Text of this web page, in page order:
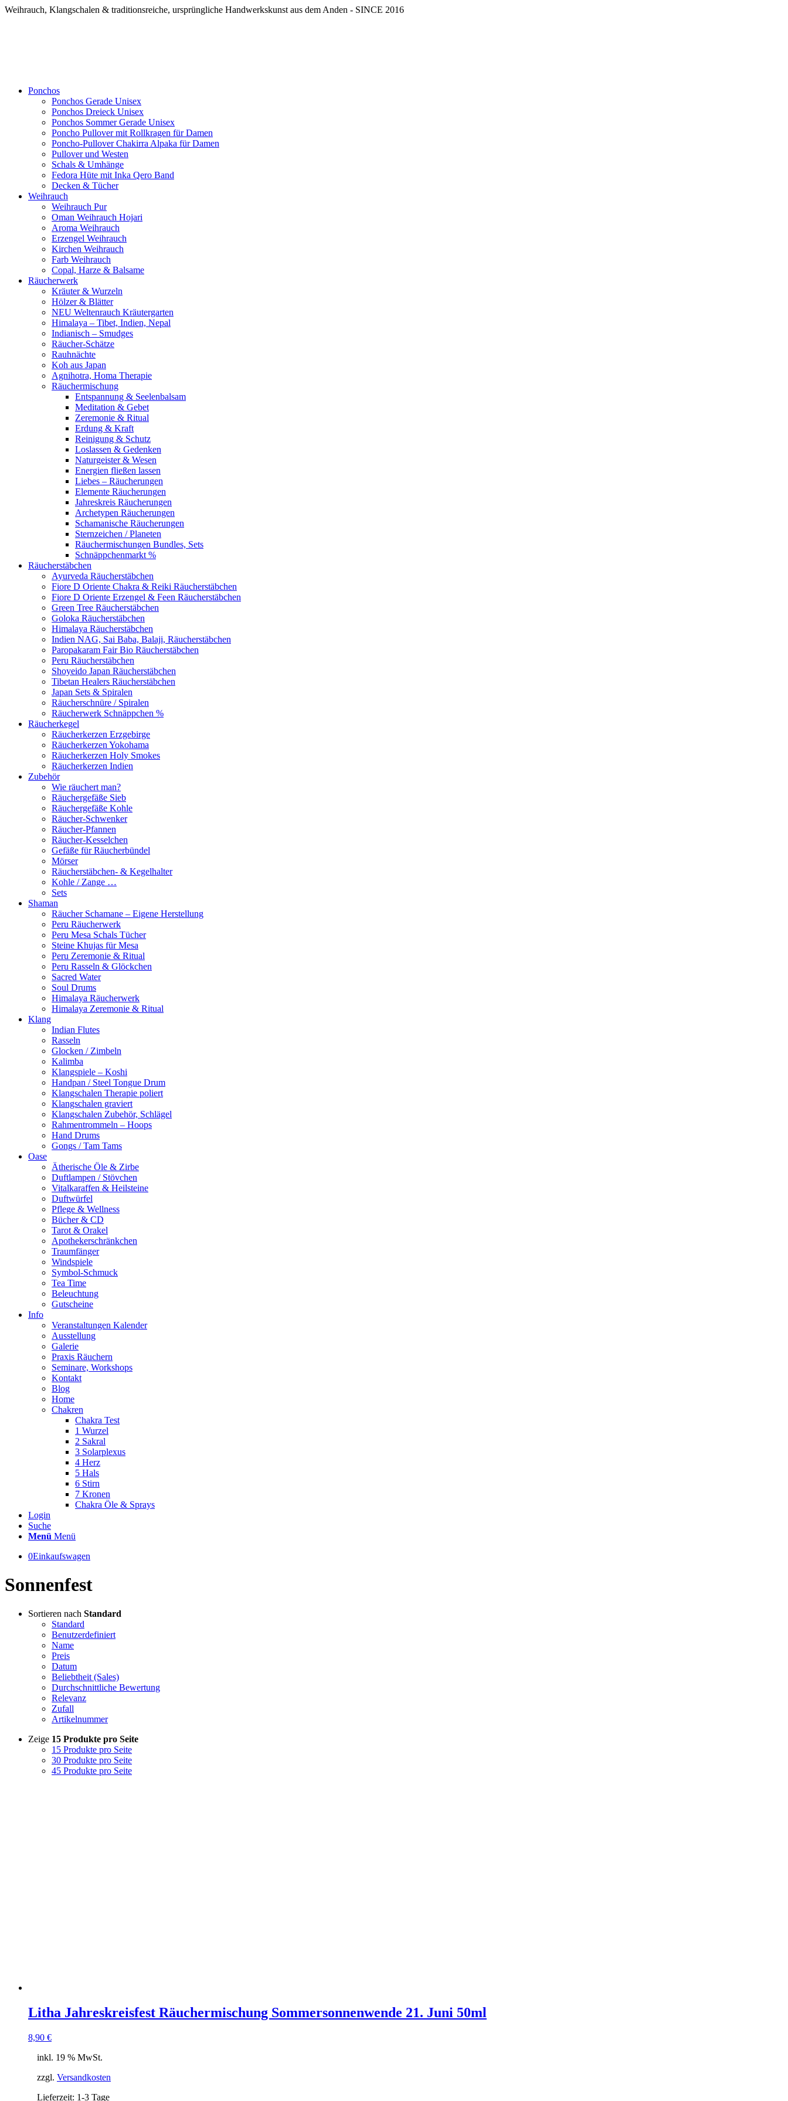
Weihrauch, Klangschalen & traditionsreiche, ursprüngliche Handwerkskunst aus dem Anden - SINCE 2016
Ponchos
Ponchos Gerade Unisex
Ponchos Dreieck Unisex
Ponchos Sommer Gerade Unisex
Poncho Pullover mit Rollkragen für Damen
Poncho-Pullover Chakirra Alpaka für Damen
Pullover und Westen
Schals & Umhänge
Fedora Hüte mit Inka Qero Band
Decken & Tücher
Weihrauch
Weihrauch Pur
Oman Weihrauch Hojari
Aroma Weihrauch
Erzengel Weihrauch
Kirchen Weihrauch
Farb Weihrauch
Copal, Harze & Balsame
Räucherwerk
Kräuter & Wurzeln
Hölzer & Blätter
NEU Weltenrauch Kräutergarten
Himalaya – Tibet, Indien, Nepal
Indianisch – Smudges
Räucher-Schätze
Rauhnächte
Koh aus Japan
Agnihotra, Homa Therapie
Räuchermischung
Entspannung & Seelenbalsam
Meditation & Gebet
Zeremonie & Ritual
Erdung & Kraft
Reinigung & Schutz
Loslassen & Gedenken
Naturgeister & Wesen
Energien fließen lassen
Liebes – Räucherungen
Elemente Räucherungen
Jahreskreis Räucherungen
Archetypen Räucherungen
Schamanische Räucherungen
Sternzeichen / Planeten
Räuchermischungen Bundles, Sets
Schnäppchenmarkt %
Räucherstäbchen
Ayurveda Räucherstäbchen
Fiore D Oriente Chakra & Reiki Räucherstäbchen
Fiore D Oriente Erzengel & Feen Räucherstäbchen
Green Tree Räucherstäbchen
Goloka Räucherstäbchen
Himalaya Räucherstäbchen
Indien NAG, Sai Baba, Balaji, Räucherstäbchen
Paropakaram Fair Bio Räucherstäbchen
Peru Räucherstäbchen
Shoyeido Japan Räucherstäbchen
Tibetan Healers Räucherstäbchen
Japan Sets & Spiralen
Räucherschnüre / Spiralen
Räucherwerk Schnäppchen %
Räucherkegel
Räucherkerzen Erzgebirge
Räucherkerzen Yokohama
Räucherkerzen Holy Smokes
Räucherkerzen Indien
Zubehör
Wie räuchert man?
Räuchergefäße Sieb
Räuchergefäße Kohle
Räucher-Schwenker
Räucher-Pfannen
Räucher-Kesselchen
Gefäße für Räucherbündel
Mörser
Räucherstäbchen- & Kegelhalter
Kohle / Zange …
Sets
Shaman
Räucher Schamane – Eigene Herstellung
Peru Räucherwerk
Peru Mesa Schals Tücher
Steine Khujas für Mesa
Peru Zeremonie & Ritual
Peru Rasseln & Glöckchen
Sacred Water
Soul Drums
Himalaya Räucherwerk
Himalaya Zeremonie & Ritual
Klang
Indian Flutes
Rasseln
Glocken / Zimbeln
Kalimba
Klangspiele – Koshi
Handpan / Steel Tongue Drum
Klangschalen Therapie poliert
Klangschalen graviert
Klangschalen Zubehör, Schlägel
Rahmentrommeln – Hoops
Hand Drums
Gongs / Tam Tams
Oase
Ätherische Öle & Zirbe
Duftlampen / Stövchen
Vitalkaraffen & Heilsteine
Duftwürfel
Pflege & Wellness
Bücher & CD
Tarot & Orakel
Apothekerschränkchen
Traumfänger
Windspiele
Symbol-Schmuck
Tea Time
Beleuchtung
Gutscheine
Info
Veranstaltungen Kalender
Ausstellung
Galerie
Praxis Räuchern
Seminare, Workshops
Kontakt
Blog
Home
Chakren
Chakra Test
1 Wurzel
2 Sakral
3 Solarplexus
4 Herz
5 Hals
6 Stirn
7 Kronen
Chakra Öle & Sprays
Login
Suche
Menü Menü
0Einkaufswagen
Sonnenfest
Sortieren nach Standard
Standard
Benutzerdefiniert
Name
Preis
Datum
Beliebtheit (Sales)
Durchschnittliche Bewertung
Relevanz
Zufall
Artikelnummer
Zeige 15 Produkte pro Seite
15 Produkte pro Seite
30 Produkte pro Seite
45 Produkte pro Seite
Litha Jahreskreisfest Räuchermischung Sommersonnenwende 21. Juni 50ml
8,90 €
inkl. 19 % MwSt.
zzgl. Versandkosten
Lieferzeit: 1-3 Tage